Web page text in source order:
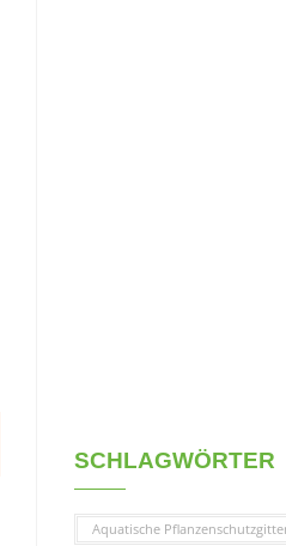
SCHLAGWÖRTER
Aquatische